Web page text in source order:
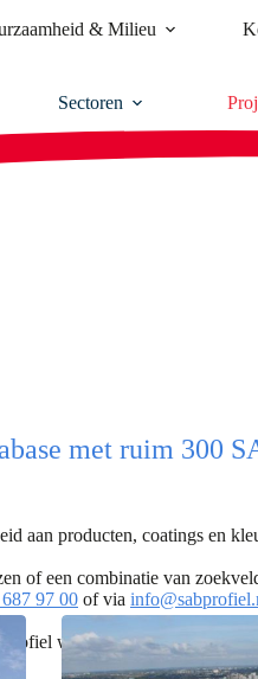
& Milieu
Sectoren
met ruim 300
aan producten, coatings en
of een combinatie van
97 00 of via
website indien er SAB